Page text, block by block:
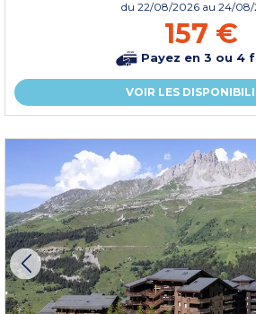
du 22/08/2026 au 24/
157 €
Payez en 3 ou 4
VOIR LES